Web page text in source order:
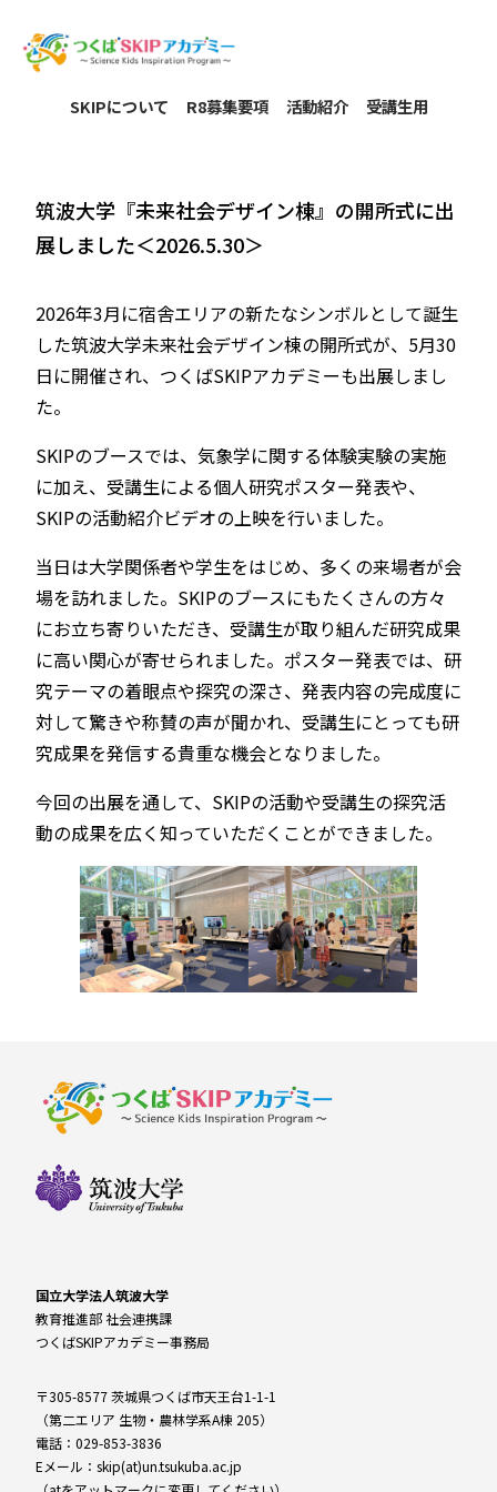
SKIPについて R8募集要項 活動紹介 受講生用
筑波大学『未来社会デザイン棟』の開所式に出
展しました＜2026.5.30＞
2026年3月に宿舎エリアの新たなシンボルとして誕生
した筑波大学未来社会デザイン棟の開所式が、5月30
日に開催され、つくばSKIPアカデミーも出展しまし
た。
SKIPのブースでは、気象学に関する体験実験の実施
に加え、受講生による個人研究ポスター発表や、
SKIPの活動紹介ビデオの上映を行いました。
当日は大学関係者や学生をはじめ、多くの来場者が会
場を訪れました。SKIPのブースにもたくさんの方々
にお立ち寄りいただき、受講生が取り組んだ研究成果
に高い関心が寄せられました。ポスター発表では、研
究テーマの着眼点や探究の深さ、発表内容の完成度に
対して驚きや称賛の声が聞かれ、受講生にとっても研
究成果を発信する貴重な機会となりました。
今回の出展を通して、SKIPの活動や受講生の探究活
動の成果を広く知っていただくことができました。
国立大学法人筑波大学
教育推進部 社会連携課
つくばSKIPアカデミー事務局
〒305-8577 茨城県つくば市天王台1-1-1
（第二エリア 生物・農林学系A棟 205）
電話：029-853-3836
Eメール：skip(at)un.tsukuba.ac.jp